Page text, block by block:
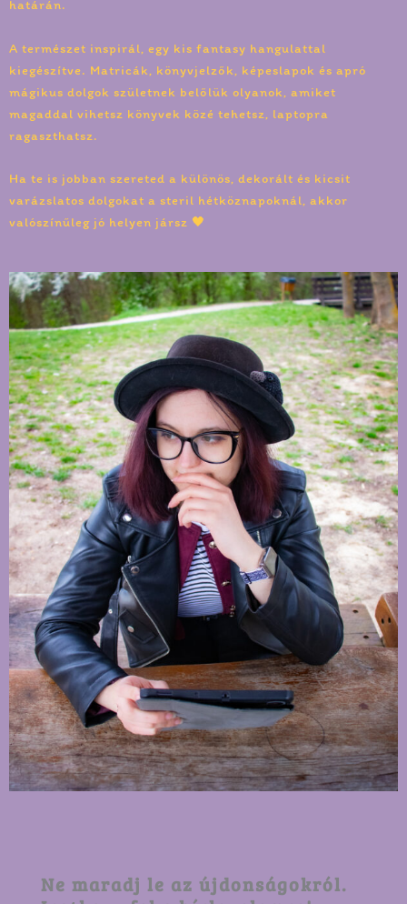
határán.
A természet inspirál, egy kis fantasy hangulattal
kiegészítve. Matricák, könyvjelzők, képeslapok és apró
mágikus dolgok születnek belőlük olyanok, amiket
magaddal vihetsz könyvek közé tehetsz, laptopra
ragaszthatsz.
Ha te is jobban szereted a különös, dekorált és kicsit
varázslatos dolgokat a steril hétköznapoknál, akkor
valószínűleg jó helyen jársz 🖤
Ne maradj le az újdonságokról.